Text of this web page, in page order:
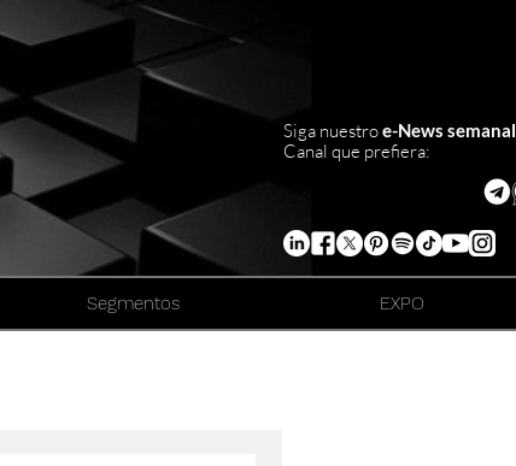
Siga nuestroe-News semanal
Canal que prefiera:
Segmentos EXPO